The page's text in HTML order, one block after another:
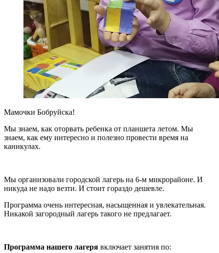
Мамочки Бобруйска!
Мы знаем, как оторвать ребенка от планшета летом. Мы
знаем, как ему интересно и полезно провести время на
каникулах.
Мы организовали городской лагерь на 6-м микрорайоне. И
никуда не надо везти. И стоит гораздо дешевле.
Программа очень интересная, насыщенная и увлекательная.
Никакой загородный лагерь такого не предлагает.
Программа нашего лагеря включает занятия по: